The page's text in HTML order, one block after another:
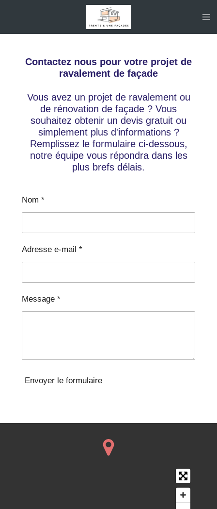
contenu
Contactez nous pour votre projet de
ravalement de façade
Vous avez un projet de ravalement ou
de rénovation de façade ? Vous
souhaitez obtenir un devis gratuit ou
simplement plus d'informations ?
Remplissez le formulaire ci-dessous,
notre équipe vous répondra dans les
plus brefs délais.
Nom *
Adresse e-mail *
Message *
Envoyer le formulaire